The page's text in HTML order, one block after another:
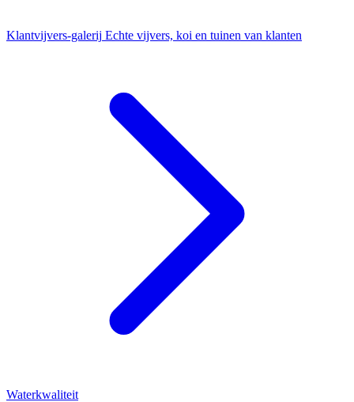
Klantvijvers-galerij Echte vijvers, koi en tuinen van klanten
Waterkwaliteit